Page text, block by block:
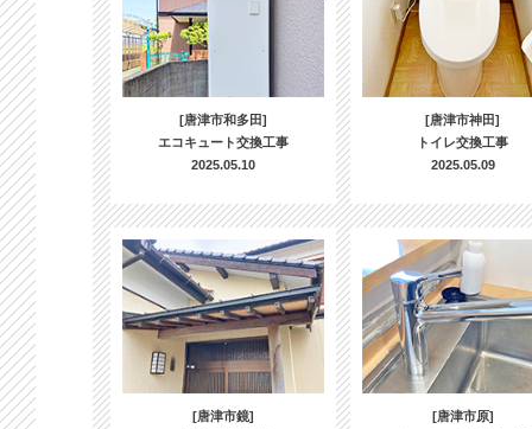
[唐津市和多田]
エコキュート交換工事
2025.05.10
[唐津市神田]
トイレ交換工事
2025.05.09
[唐津市鏡]
[唐津市原]